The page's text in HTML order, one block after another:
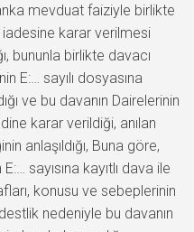
mevduat faiziyle birlikte
iadesine karar verilmesi
bununla birlikte davacı
E:… sayılı dosyasına
ve bu davanın Dairelerinin
karar verildiği, anılan
anlaşıldığı, Buna göre,
sayısına kayıtlı dava ile
konusu ve sebeplerinin
nedeniyle bu davanın